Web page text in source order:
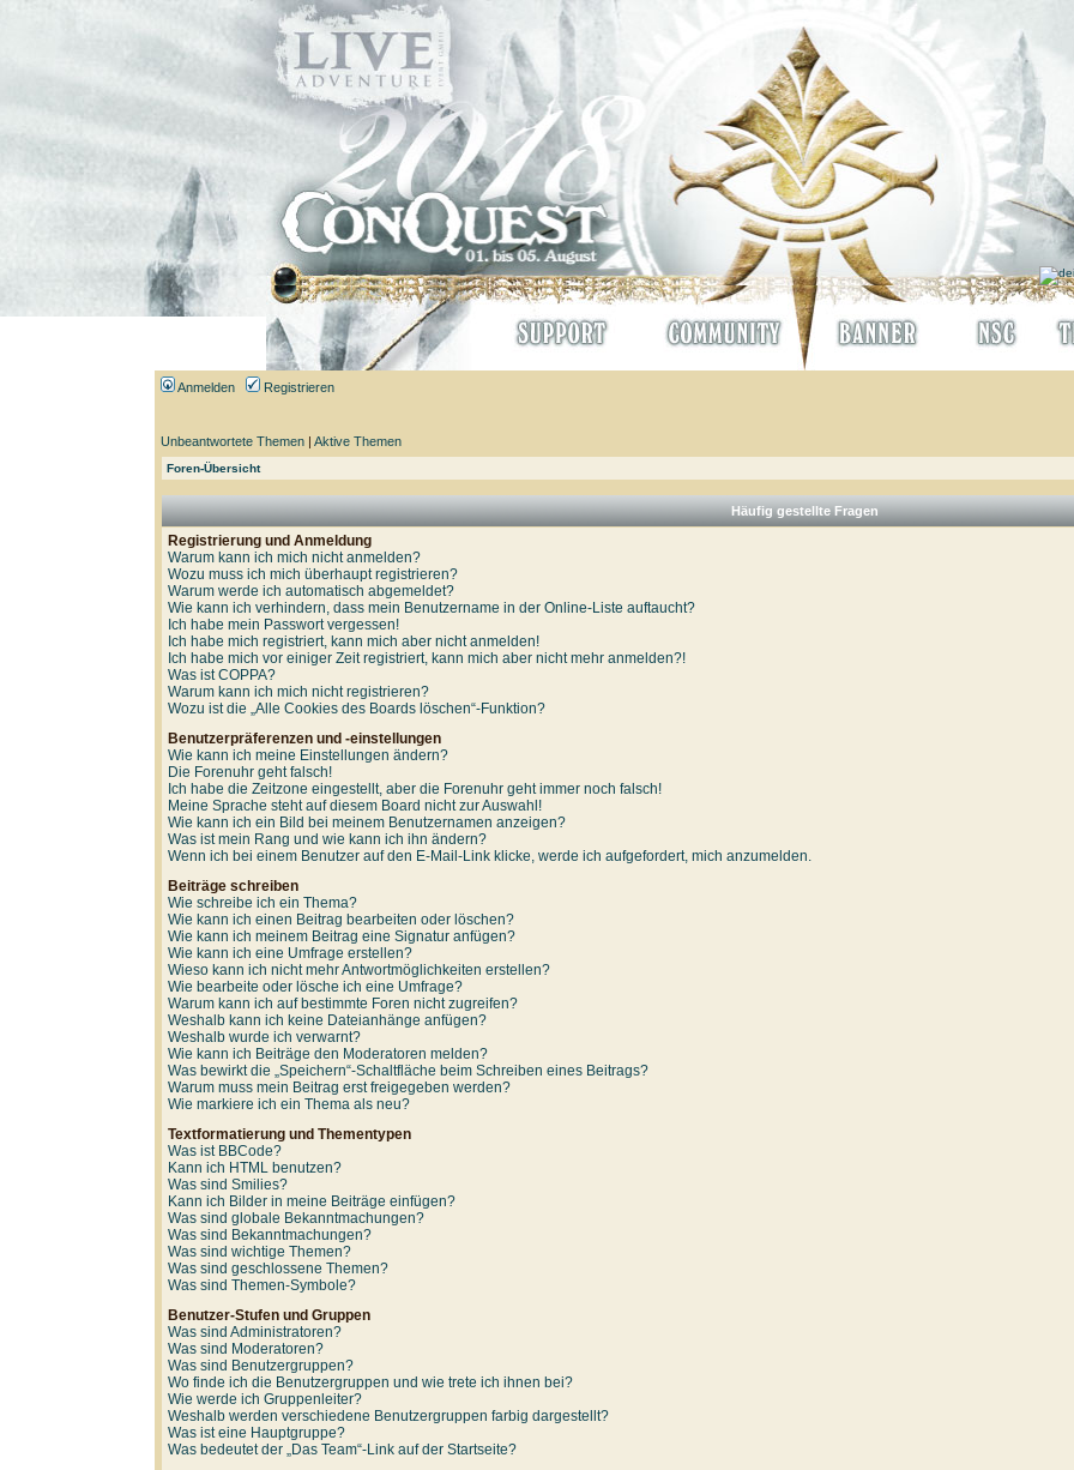
Anmelden Registrieren
Unbeantwortete Themen |Aktive Themen
Foren-Übersicht
Häufig gestellte Fragen
Registrierung und Anmeldung
Warum kann ich mich nicht anmelden?
Wozu muss ich mich überhaupt registrieren?
Warum werde ich automatisch abgemeldet?
Wie kann ich verhindern, dass mein Benutzername in der Online-Liste auftaucht?
Ich habe mein Passwort vergessen!
Ich habe mich registriert, kann mich aber nicht anmelden!
Ich habe mich vor einiger Zeit registriert, kann mich aber nicht mehr anmelden?!
Was ist COPPA?
Warum kann ich mich nicht registrieren?
Wozu ist die „Alle Cookies des Boards löschen“-Funktion?
Benutzerpräferenzen und -einstellungen
Wie kann ich meine Einstellungen ändern?
Die Forenuhr geht falsch!
Ich habe die Zeitzone eingestellt, aber die Forenuhr geht immer noch falsch!
Meine Sprache steht auf diesem Board nicht zur Auswahl!
Wie kann ich ein Bild bei meinem Benutzernamen anzeigen?
Was ist mein Rang und wie kann ich ihn ändern?
Wenn ich bei einem Benutzer auf den E-Mail-Link klicke, werde ich aufgefordert, mich anzumelden.
Beiträge schreiben
Wie schreibe ich ein Thema?
Wie kann ich einen Beitrag bearbeiten oder löschen?
Wie kann ich meinem Beitrag eine Signatur anfügen?
Wie kann ich eine Umfrage erstellen?
Wieso kann ich nicht mehr Antwortmöglichkeiten erstellen?
Wie bearbeite oder lösche ich eine Umfrage?
Warum kann ich auf bestimmte Foren nicht zugreifen?
Weshalb kann ich keine Dateianhänge anfügen?
Weshalb wurde ich verwarnt?
Wie kann ich Beiträge den Moderatoren melden?
Was bewirkt die „Speichern“-Schaltfläche beim Schreiben eines Beitrags?
Warum muss mein Beitrag erst freigegeben werden?
Wie markiere ich ein Thema als neu?
Textformatierung und Thementypen
Was ist BBCode?
Kann ich HTML benutzen?
Was sind Smilies?
Kann ich Bilder in meine Beiträge einfügen?
Was sind globale Bekanntmachungen?
Was sind Bekanntmachungen?
Was sind wichtige Themen?
Was sind geschlossene Themen?
Was sind Themen-Symbole?
Benutzer-Stufen und Gruppen
Was sind Administratoren?
Was sind Moderatoren?
Was sind Benutzergruppen?
Wo finde ich die Benutzergruppen und wie trete ich ihnen bei?
Wie werde ich Gruppenleiter?
Weshalb werden verschiedene Benutzergruppen farbig dargestellt?
Was ist eine Hauptgruppe?
Was bedeutet der „Das Team“-Link auf der Startseite?